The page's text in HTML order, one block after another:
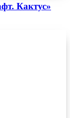
Кактус»